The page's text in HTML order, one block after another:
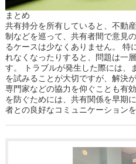
まとめ
共有持分を所有していると、不動
制などを巡って、共有者間で意見
るケースは少なくありません。 特
れなくなったりすると、問題は一
す。 トラブルが発生した際には、
を試みることが大切ですが、解決
専門家などの協力を仰ぐことも有
を防ぐためには、共有関係を早期
者との良好なコミュニケーション